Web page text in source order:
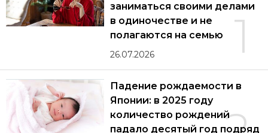
1
заниматься своими делами
в одиночестве и не
полагаются на семью
26.07.2026
Падение рождаемости в
Японии: в 2025 году
количество рождений
падало десятый год подряд